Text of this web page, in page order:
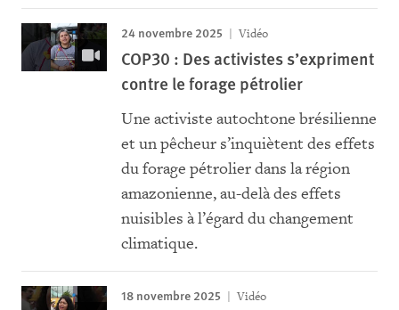
24 novembre 2025 Vidéo
COP30 : Des activistes s’expriment
contre le forage pétrolier
Une activiste autochtone brésilienne
et un pêcheur s’inquiètent des effets
du forage pétrolier dans la région
amazonienne, au-delà des effets
nuisibles à l’égard du changement
climatique.
18 novembre 2025 Vidéo